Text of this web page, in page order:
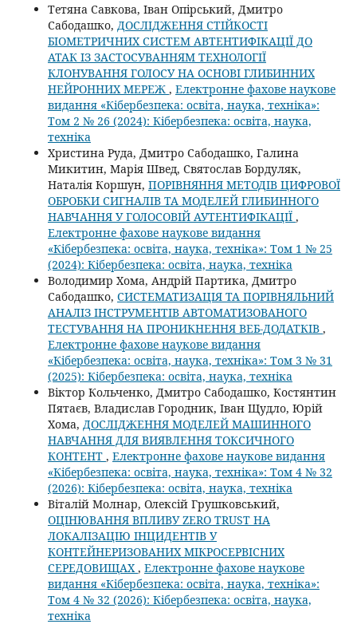
Тетяна Савкова, Іван Опірський, Дмитро
Сабодашко, ДОСЛІДЖЕННЯ СТІЙКОСТІ
БІОМЕТРИЧНИХ СИСТЕМ АВТЕНТИФІКАЦІЇ ДО
АТАК ІЗ ЗАСТОСУВАННЯМ ТЕХНОЛОГІЇ
КЛОНУВАННЯ ГОЛОСУ НА ОСНОВІ ГЛИБИННИХ
НЕЙРОННИХ МЕРЕЖ , Електронне фахове наукове
видання «Кібербезпека: освіта, наука, техніка»:
Том 2 № 26 (2024): Кібербезпека: освіта, наука,
техніка
Христина Руда, Дмитро Сабодашко, Галина
Микитин, Марія Швед, Святослав Бордуляк,
Наталія Коршун, ПОРІВНЯННЯ МЕТОДІВ ЦИФРОВОЇ
ОБРОБКИ СИГНАЛІВ ТА МОДЕЛЕЙ ГЛИБИННОГО
НАВЧАННЯ У ГОЛОСОВІЙ АУТЕНТИФІКАЦІЇ ,
Електронне фахове наукове видання
«Кібербезпека: освіта, наука, техніка»: Том 1 № 25
(2024): Кібербезпека: освіта, наука, техніка
Володимир Хома, Андрій Партика, Дмитро
Сабодашко, СИСТЕМАТИЗАЦІЯ ТА ПОРІВНЯЛЬНИЙ
АНАЛІЗ ІНСТРУМЕНТІВ АВТОМАТИЗОВАНОГО
ТЕСТУВАННЯ НА ПРОНИКНЕННЯ ВЕБ-ДОДАТКІВ ,
Електронне фахове наукове видання
«Кібербезпека: освіта, наука, техніка»: Том 3 № 31
(2025): Кібербезпека: освіта, наука, техніка
Віктор Кольченко, Дмитро Сабодашко, Костянтин
Пятаєв, Владислав Городник, Іван Щудло, Юрій
Хома, ДОСЛІДЖЕННЯ МОДЕЛЕЙ МАШИННОГО
НАВЧАННЯ ДЛЯ ВИЯВЛЕННЯ ТОКСИЧНОГО
КОНТЕНТ , Електронне фахове наукове видання
«Кібербезпека: освіта, наука, техніка»: Том 4 № 32
(2026): Кібербезпека: освіта, наука, техніка
Віталій Молнар, Олексій Грушковський,
ОЦІНЮВАННЯ ВПЛИВУ ZERO TRUST НА
ЛОКАЛІЗАЦІЮ ІНЦИДЕНТІВ У
КОНТЕЙНЕРИЗОВАНИХ МІКРОСЕРВІСНИХ
СЕРЕДОВИЩАХ, Електронне фахове наукове
видання «Кібербезпека: освіта, наука, техніка»:
Том 4 № 32 (2026): Кібербезпека: освіта, наука,
техніка